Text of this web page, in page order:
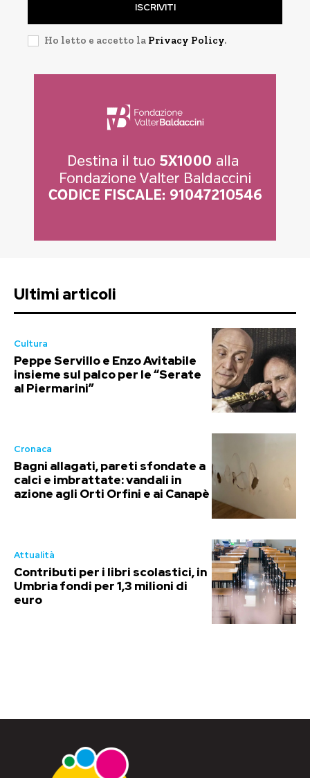
ISCRIVITI
Ho letto e accetto la Privacy Policy.
Ultimi articoli
Cultura
Peppe Servillo e Enzo Avitabile
insieme sul palco per le “Serate
al Piermarini”
Cronaca
Bagni allagati, pareti sfondate a
calci e imbrattate: vandali in
azione agli Orti Orfini e ai Canapè
Attualità
Contributi per i libri scolastici, in
Umbria fondi per 1,3 milioni di
euro